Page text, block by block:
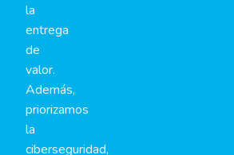
la
entrega
de
valor.
Además,
priorizamos
la
ciberseguridad,